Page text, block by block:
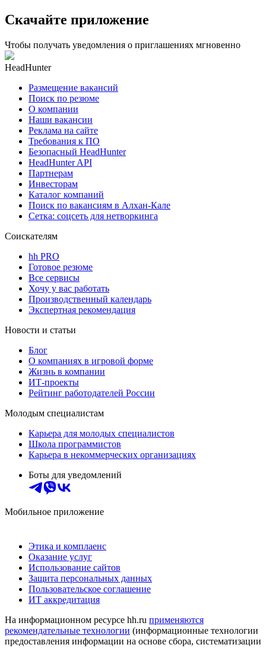
Скачайте приложение
Чтобы получать уведомления о приглашениях мгновенно
HeadHunter
Размещение вакансий
Поиск по резюме
О компании
Наши вакансии
Реклама на сайте
Требования к ПО
Безопасный HeadHunter
HeadHunter API
Партнерам
Инвесторам
Каталог компаний
Поиск по вакансиям в Алхан-Кале
Сетка: соцсеть для нетворкинга
Соискателям
hh PRO
Готовое резюме
Все сервисы
Хочу у вас работать
Производственный календарь
Экспертная рекомендация
Новости и статьи
Блог
О компаниях в игровой форме
Жизнь в компании
ИТ-проекты
Рейтинг работодателей России
Молодым специалистам
Карьера для молодых специалистов
Школа программистов
Карьера в некоммерческих организациях
Боты для уведомлений
Мобильное приложение
Этика и комплаенс
Оказание услуг
Использование сайтов
Защита персональных данных
Пользовательское соглашение
ИТ аккредитация
На информационном ресурсе hh.ru применяются
рекомендательные технологии (информационные технологии
предоставления информации на основе сбора, систематизации